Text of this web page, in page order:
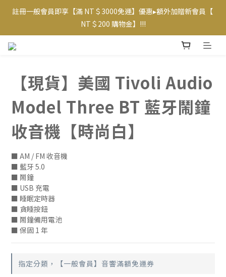
【專屬VIP折扣】已上線~ 請至【帳戶】查看相應優惠及等級
註冊一般會員即享【滿 NT＄3000免運】優惠▸額外加贈新會員【
NT＄200 購物金】!!!
【專屬VIP折扣】已上線~ 請至【帳戶】查看相應優惠及等級
【現貨】美國 Tivoli Audio
Model Three BT 藍牙鬧鐘
收音機【時尚白】
■ AM / FM 收音機
■ 藍牙 5.0
■ 鬧鐘
■ USB 充電
■ 睡眠定時器
■ 貪睡按鈕
■ 鬧鐘備用電池
■ 保固 1 年
指定分類，【一般會員】音響滿額免運券